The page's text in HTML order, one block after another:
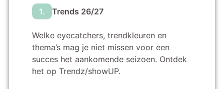
1. Trends 26/27
Welke eyecatchers, trendkleuren en
thema’s mag je niet missen voor een
succes het aankomende seizoen. Ontdek
het op Trendz/showUP.